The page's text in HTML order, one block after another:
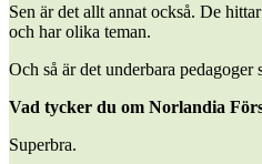
Sen är det allt annat också. De
och har olika teman.
Och så är det underbara pedagoger
Vad tycker du om Norlandia
Superbra.